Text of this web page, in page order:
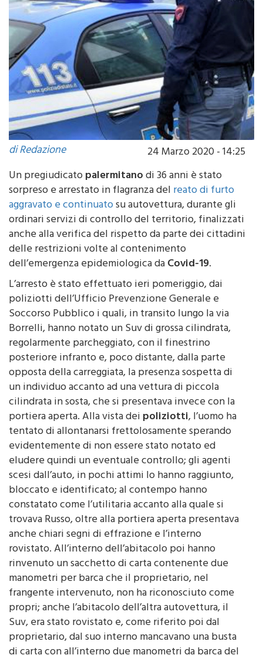
di Redazione
24 Marzo 2020 - 14:25
di 36 anni è stato
sorpreso e arrestato in flagranza delreato di furto
aggravato e continuatosu autovettura, durante gli
ordinari servizi di controllo del territorio, finalizzati
anche alla verifica del rispetto da parte dei cittadini
delle restrizioni volte al contenimento
dell’emergenza epidemiologica daCovid-19
L’arresto è stato effettuato ieri pomeriggio, dai
poliziotti dell’Ufficio Prevenzione Generale e
Soccorso Pubblico i quali, in transito lungo la via
Borrelli, hanno notato un Suv di grossa cilindrata,
regolarmente parcheggiato, con il finestrino
posteriore infranto e, poco distante, dalla parte
opposta della carreggiata, la presenza sospetta di
un individuo accanto ad una vettura di piccola
cilindrata in sosta, che si presentava invece con la
portiera aperta. Alla vista deipoliziotti, l’uomo ha
tentato di allontanarsi frettolosamente sperando
evidentemente di non essere stato notato ed
eludere quindi un eventuale controllo; gli agenti
scesi dall’auto, in pochi attimi lo hanno raggiunto,
bloccato e identificato; al contempo hanno
constatato come l’utilitaria accanto alla quale si
trovava Russo, oltre alla portiera aperta presentava
anche chiari segni di effrazione e l’interno
rovistato. All’interno dell’abitacolo poi hanno
rinvenuto un sacchetto di carta contenente due
manometri per barca che il proprietario, nel
frangente intervenuto, non ha riconosciuto come
propri; anche l’abitacolo dell’altra autovettura, il
Suv, era stato rovistato e, come riferito poi dal
proprietario, dal suo interno mancavano una busta
di carta con all’interno due manometri da barca del